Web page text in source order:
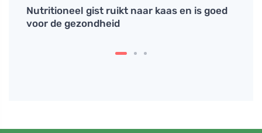
Nutritioneel gist ruikt naar kaas en is goed
voor de gezondheid